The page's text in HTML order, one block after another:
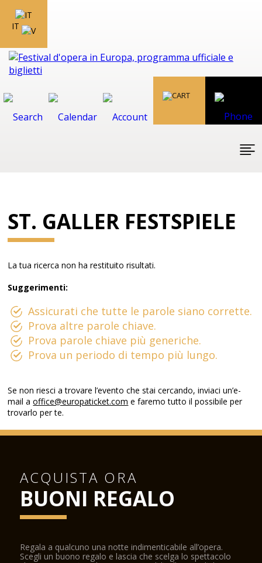
IT
ST. GALLER FESTSPIELE
La tua ricerca non ha restituito risultati.
Suggerimenti:
Assicurati che tutte le parole siano corrette.
Prova altre parole chiave.
Prova parole chiave più generiche.
Prova un periodo di tempo più lungo.
Se non riesci a trovare l’evento che stai cercando, inviaci un’e-
mail aoffice@europaticket.com e faremo tutto il possibile per
trovarlo per te.
ACQUISTA ORA
BUONI REGALO
Regala a qualcuno una notte indimenticabile all’opera.
Scegli un buono regalo e lascia che scelga lo spettacolo